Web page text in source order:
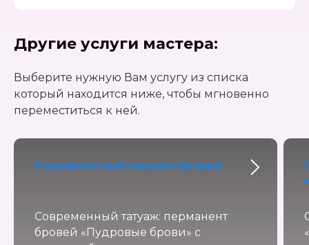
Другие услуги мастера:
Выберите нужную Вам услугу из списка
который находится ниже, чтобы мгновенно
переместиться к ней.
Перманентный макияж бровей
Современный татуаж: перманент
бровей «Пудровые брови» с